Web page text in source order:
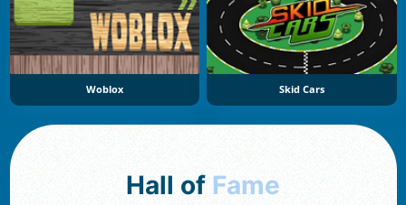
Woblox Skid Cars
Hall of Fame